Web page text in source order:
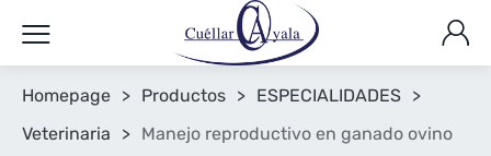
Homepage > Productos > ESPECIALIDADES >
Veterinaria
> Manejo reproductivo en ganado ovino